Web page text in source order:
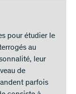
pour étudier le
au
leur
de
parfois